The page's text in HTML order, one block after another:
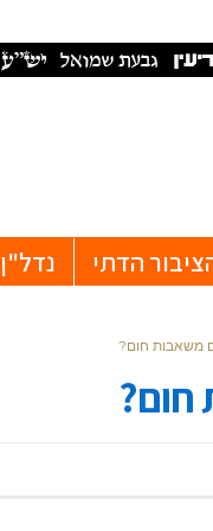
הדתי נדל"ן
משאבות חום?